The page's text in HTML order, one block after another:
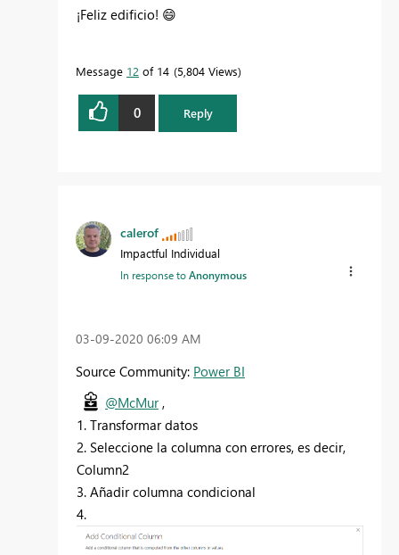
¡Feliz edificio! 😄
Message 12 of 14 5,804 Views
0 Reply
calerof
Impactful Individual
In response toAnonymous
‎03-09-2020 06:09 AM
Source Community: Power BI
@McMur,
1. Transformar datos
2. Seleccione la columna con errores, es decir,
Column2
3. Añadir columna condicional
4.